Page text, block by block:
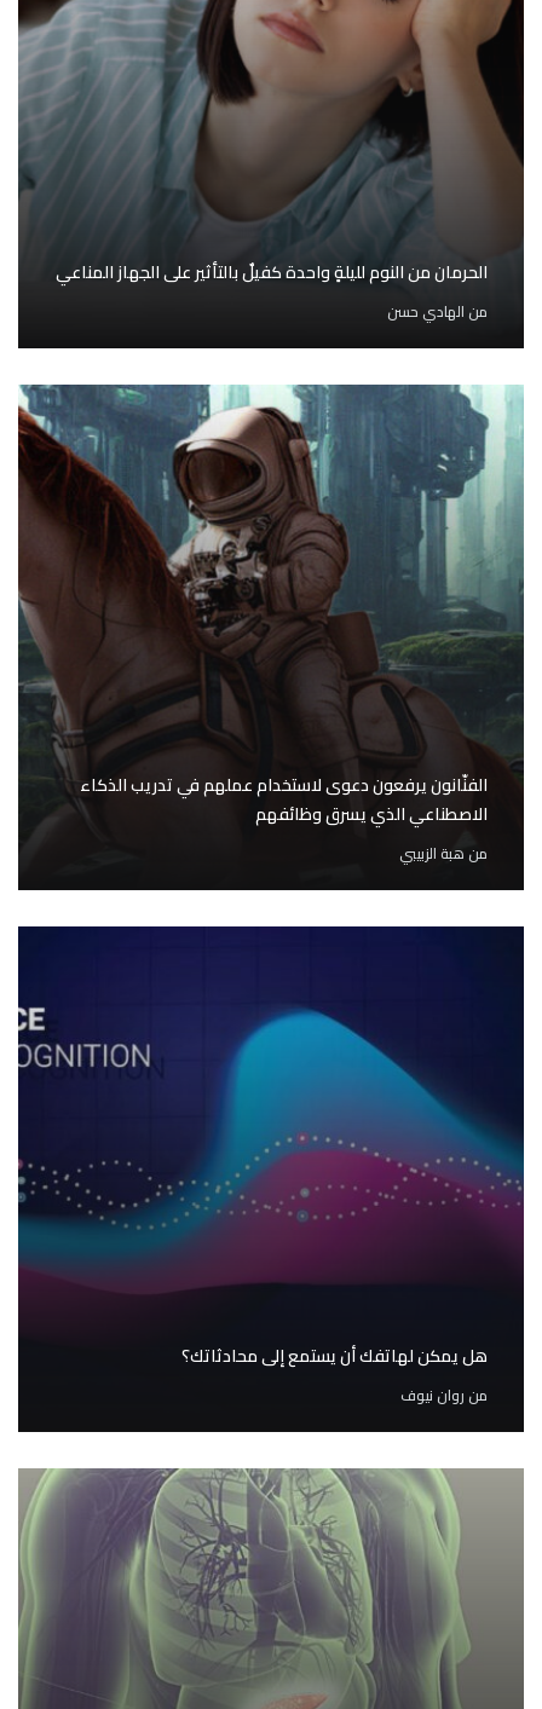
الحرمان من النوم لليلةٍ واحدة كفيلٌ بالتأثير على الجهاز المناعي
من الهادي حسن
الفنّانون يرفعون دعوى لاستخدام عملهم في تدريب الذكاء
الاصطناعي الذي يسرق وظائفهم
من هبة الزبيبي
هل يمكن لهاتفك أن يستمع إلى محادثاتك؟
من روان نيوف